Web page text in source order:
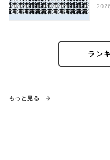
ラン
もっと見る